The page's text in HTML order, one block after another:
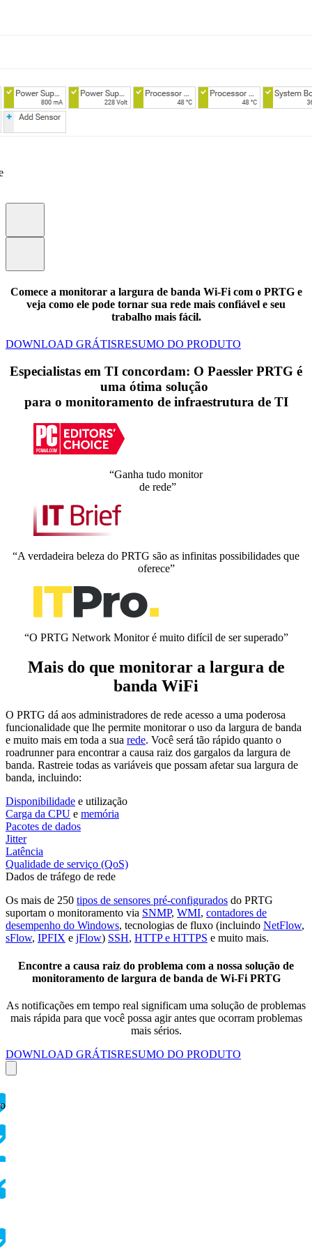
Comece a monitorar a largura de banda Wi-Fi com o PRTG e
veja como ele pode tornar sua rede mais confiável e seu
trabalho mais fácil.
DOWNLOAD GRÁTISRESUMO DO PRODUTO
Especialistas em TI concordam: O Paessler PRTG é
uma ótima solução
para o monitoramento de infraestrutura de TI
“Ganha tudo monitor
de rede”
“A verdadeira beleza do PRTG são as infinitas possibilidades que
oferece”
“O PRTG Network Monitor é muito difícil de ser superado”
Mais do que monitorar a largura de
banda WiFi
O PRTG dá aos administradores de rede acesso a uma poderosa
funcionalidade que lhe permite monitorar o uso da largura de banda
e muito mais em toda a sua rede. Você será tão rápido quanto o
roadrunner para encontrar a causa raiz dos gargalos da largura de
banda. Rastreie todas as variáveis que possam afetar sua largura de
banda, incluindo:
Disponibilidade e utilização
Carga da CPU e memória
Pacotes de dados
Jitter
Latência
Qualidade de serviço (QoS)
Dados de tráfego de rede
Os mais de 250 tipos de sensores pré-configurados do PRTG
suportam o monitoramento via SNMP, WMI, contadores de
desempenho do Windows, tecnologias de fluxo (incluindo NetFlow,
sFlow, IPFIX e jFlow) SSH, HTTP e HTTPS e muito mais.
Encontre a causa raiz do problema com a nossa solução de
monitoramento de largura de banda de Wi-Fi PRTG
As notificações em tempo real significam uma solução de problemas
mais rápida para que você possa agir antes que ocorram problemas
mais sérios.
DOWNLOAD GRÁTISRESUMO DO PRODUTO